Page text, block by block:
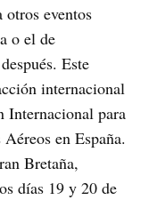
otros eventos
o el de
Este
internacional
Internacional para
en España.
Bretaña,
días 19 y 20 de